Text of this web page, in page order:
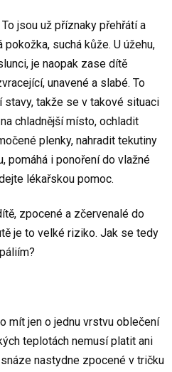
jsou už příznaky přehřátí a
suchá kůže. U úžehu,
je naopak zase dítě
unavené a slabé. To
takže se v takové situaci
chladnější místo, ochladit
plenky, nahradit tekutiny
pomáhá i ponoření do vlažné
lékařskou pomoc.
zpocené a zčervenalé do
je to velké riziko. Jak se tedy
mít jen o jednu vrstvu oblečení
teplotách nemusí platit ani
nastydne zpocené v tričku